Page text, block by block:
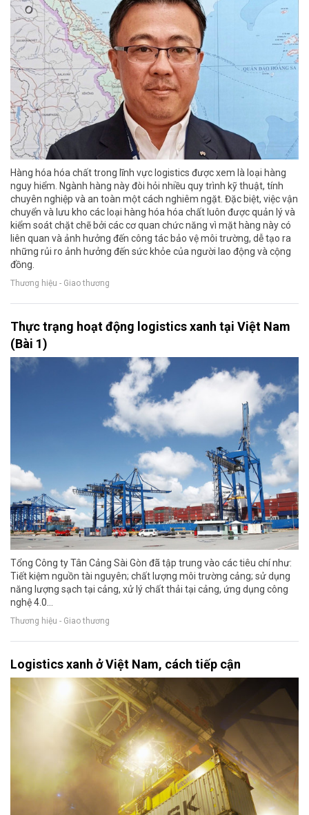
Hàng hóa hóa chất trong lĩnh vực logistics được xem là loại hàng
nguy hiểm. Ngành hàng này đòi hỏi nhiều quy trình kỹ thuật, tính
chuyên nghiệp và an toàn một cách nghiêm ngặt. Đặc biệt, việc vận
chuyển và lưu kho các loại hàng hóa hóa chất luôn được quản lý và
kiểm soát chặt chẽ bởi các cơ quan chức năng vì mặt hàng này có
liên quan và ảnh hưởng đến công tác bảo vệ môi trường, dễ tạo ra
những rủi ro ảnh hưởng đến sức khỏe của người lao động và cộng
đồng.
Thương hiệu - Giao thương
Thực trạng hoạt động logistics xanh tại Việt Nam
(Bài 1)
Tổng Công ty Tân Cảng Sài Gòn đã tập trung vào các tiêu chí như:
Tiết kiệm nguồn tài nguyên; chất lượng môi trường cảng; sử dụng
năng lượng sạch tại cảng, xử lý chất thải tại cảng, ứng dụng công
nghệ 4.0…
Thương hiệu - Giao thương
Logistics xanh ở Việt Nam, cách tiếp cận